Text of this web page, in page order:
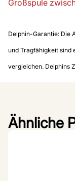
Großspule
Delphin-Garantie: Die
und Tragfähigkeit
vergleichen. Delphins
Ähnliche